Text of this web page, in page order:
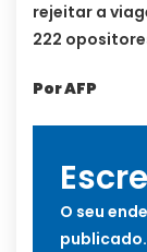
rejeitar a
222
Por AFP
O seu
publicado.